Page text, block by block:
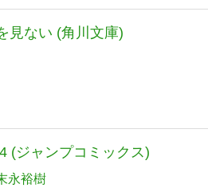
見ない (角川文庫)
(ジャンプコミックス)
永裕樹